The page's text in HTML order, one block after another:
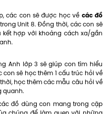
các con sẽ được học về các đồ
Unit 8. Đồng thời, các con sẽ
hợp với khoảng cách xa/gần
Anh lớp 3 sẽ giúp con tìm hiểu
con sẽ học thêm 1 cấu trúc hỏi về
học thêm các mẫu câu hỏi về
quanh.
đồ dùng con mang trong cặp